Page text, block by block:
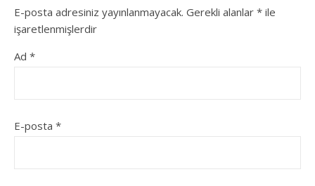
E-posta adresiniz yayınlanmayacak. Gerekli alanlar * ile
işaretlenmişlerdir
Ad *
E-posta *